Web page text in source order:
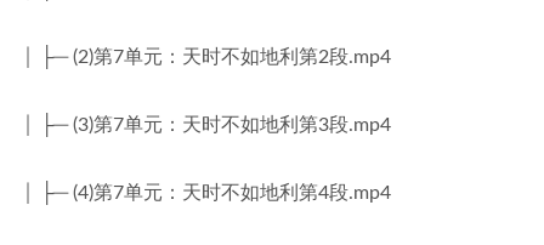
│ ├─ (2)第7单元：天时不如地利第2段.mp4
│ ├─ (3)第7单元：天时不如地利第3段.mp4
│ ├─ (4)第7单元：天时不如地利第4段.mp4